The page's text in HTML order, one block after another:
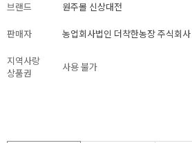
브랜드 원주몰 신상대전
판매자 농업회사법인 더착한농장 주식회사
지역사랑
상품권
사용 불가